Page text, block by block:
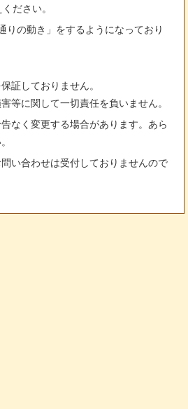
ださい。
りの動き」をするようになっており
証しておりません。
等に関して一切責任を負いません。
なく変更する場合があります。あら
い合わせは受付しておりませんので